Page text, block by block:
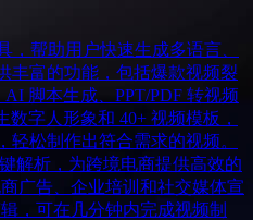
，帮助用户快速生成多语言、
丰富的功能，包括爆款视频裂
脚本生成、PPT/PDF 转视频
字人形象和 40+ 视频模板，
轻松制作出符合需求的视频。
解析，为跨境电商提供高效的
广告、企业培训和社交媒体宣
，可在几分钟内完成视频制